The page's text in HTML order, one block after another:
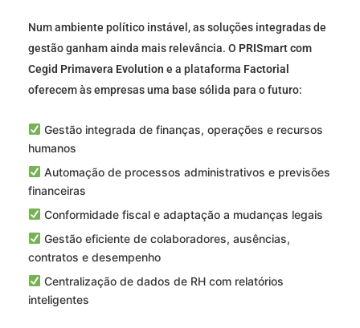
Num ambiente político instável, as soluções integradas de
gestão ganham ainda mais relevância. O PRISmart com
Cegid Primavera Evolution e a plataforma Factorial
oferecem às empresas uma base sólida para o futuro:
Gestão integrada de finanças, operações e recursos
humanos
Automação de processos administrativos e previsões
financeiras
Conformidade fiscal e adaptação a mudanças legais
Gestão eficiente de colaboradores, ausências,
contratos e desempenho
Centralização de dados de RH com relatórios
inteligentes